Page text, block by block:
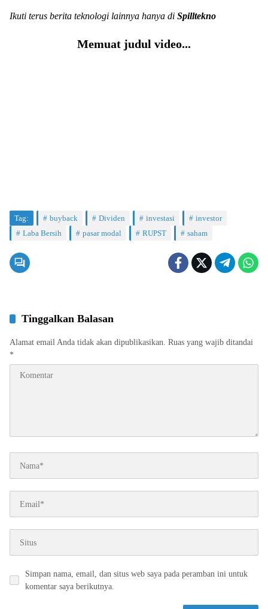
Ikuti terus berita teknologi lainnya hanya di Spilltekno
Memuat judul video...
Tag: buyback Dividen investasi
investor
Laba Bersih
pasar modal RUPST saham
Tinggalkan Balasan
Alamat email Anda tidak akan dipublikasikan. Ruas yang wajib ditandai
*
Simpan nama, email, dan situs web saya pada peramban ini untuk
komentar saya berikutnya.